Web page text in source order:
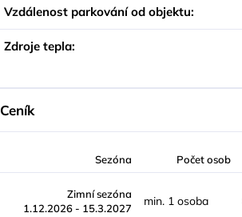
Vzdálenost parkování od objektu:
Zdroje tepla:
Ceník
Sezóna Počet osob
Zimní sezóna
1.12.2026 - 15.3.2027
min. 1 osoba